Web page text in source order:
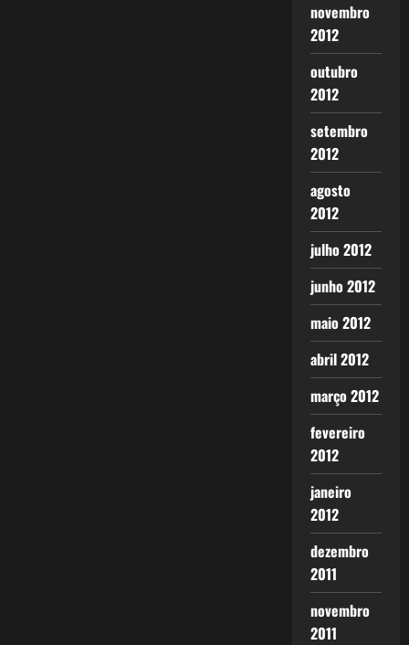
novembro
2012
outubro
2012
setembro
2012
agosto
2012
julho 2012
junho 2012
maio 2012
abril 2012
março 2012
fevereiro
2012
janeiro
2012
dezembro
2011
novembro
2011